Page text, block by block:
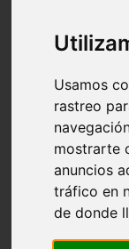
Usamos
rastreo
mostrarte
anuncios
tráfico en
de donde
Cantabria -
Sevilla -
Málaga - júzcar
Huesca -
Huesca -
Lleida - alt-
Córdoba -
Navarra -
Cantabria -
Barcelona - la-
Murcia -